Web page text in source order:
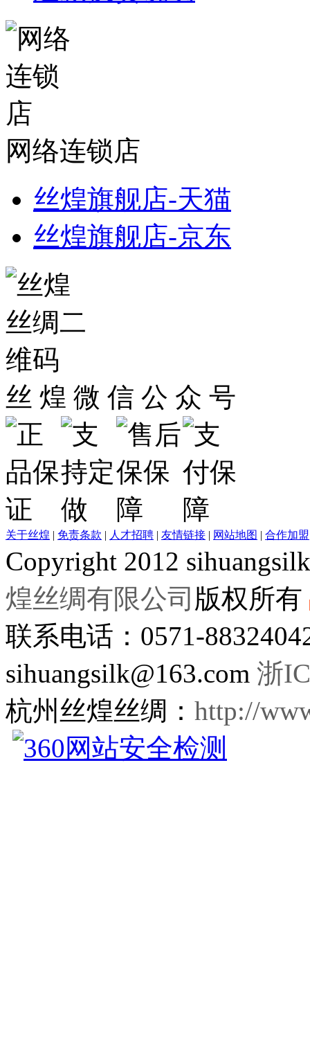
网络连锁店
丝煌旗舰店-天猫
丝煌旗舰店-京东
丝 煌 微 信 公 众 号
关于丝煌 | 免责条款 | 人才招聘 | 友情链接 | 网站地图 | 合作加盟
Copyright 2012
煌丝绸有限公司 版权所有
联系电话：0571-
sihuangsilk@163.com 浙
杭州丝煌丝绸： http://